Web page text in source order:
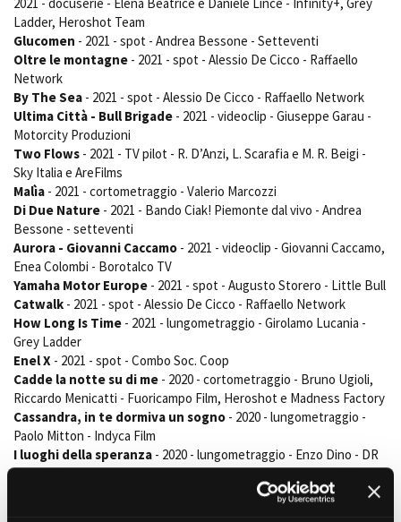
2021 - docuserie - Elena Beatrice e Daniele Lince - Infinity+, Grey
Ladder, Heroshot Team
Glucomen - 2021 - spot - Andrea Bessone - Setteventi
Oltre le montagne - 2021 - spot - Alessio De Cicco - Raffaello
Network
By The Sea - 2021 - spot - Alessio De Cicco - Raffaello Network
Ultima Città - Bull Brigade - 2021 - videoclip - Giuseppe Garau -
Motorcity Produzioni
Two Flows - 2021 - TV pilot - R. D’Anzi, L. Scarafia e M. R. Beigi -
Sky Italia e AreFilms
Malìa - 2021 - cortometraggio - Valerio Marcozzi
Di Due Nature - 2021 - Bando Ciak! Piemonte dal vivo - Andrea
Bessone - setteventi
Aurora - Giovanni Caccamo - 2021 - videoclip - Giovanni Caccamo,
Enea Colombi - Borotalco TV
Yamaha Motor Europe - 2021 - spot - Augusto Storero - Little Bull
Catwalk - 2021 - spot - Alessio De Cicco - Raffaello Network
How Long Is Time - 2021 - lungometraggio - Girolamo Lucania -
Grey Ladder
Enel X - 2021 - spot - Combo Soc. Coop
Cadde la notte su di me - 2020 - cortometraggio - Bruno Ugioli,
Riccardo Menicatti - Fuoricampo Film, Heroshot e Madness Factory
Cassandra, in te dormiva un sogno - 2020 - lungometraggio -
Paolo Mitton - Indyca Film
I luoghi della speranza - 2020 - lungometraggio - Enzo Dino - DR
movie
- 2020 - cortometraggio - Alessio De Cicco - Heroshot